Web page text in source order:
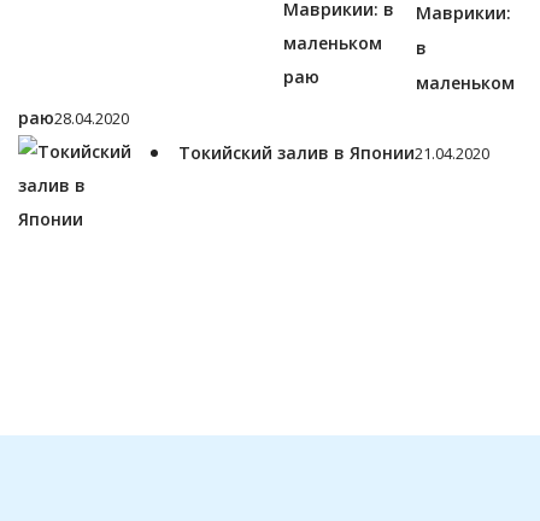
Маврикии:
в
маленьком
раю28.04.2020
Токийский залив в Японии21.04.2020